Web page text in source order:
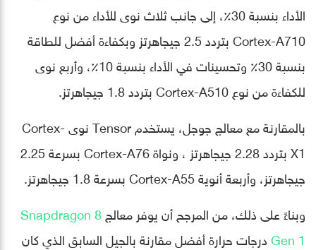
الأداء بنسبة 30٪، إلى جانب ثلاث نوى للأداء من نوع
Cortex-A710 بتردد 2.5 جيجاهرتز وبكفاءة أفضل للطاقة
بنسبة 30٪ وتحسينات في الأداء بنسبة 10٪، وأربع نوى
للكفاءة من نوع Cortex-A510 بتردد 1.8 جيجاهرتز.
بالمقارنة مع معالج جوجل، يستخدم Tensor نوى Cortex-
X1 بتردد 2.28 جيجاهرتز ، ونواة Cortex-A76 بسرعة 2.25
جيجاهرتز، وأربعة أنوية Cortex-A55 بسرعة 1.8 جيجاهرتز.
وبناءً على ذلك، من المرجح أن يوفر معالجSnapdragon 8
Gen 1درجات حرارة أفضل مقارنة بالجيل السابق الذي كان